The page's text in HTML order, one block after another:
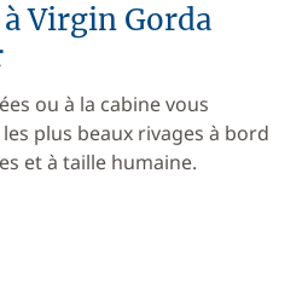
Virgin Gorda
ou à la cabine vous
plus beaux rivages à bord
et à taille humaine.